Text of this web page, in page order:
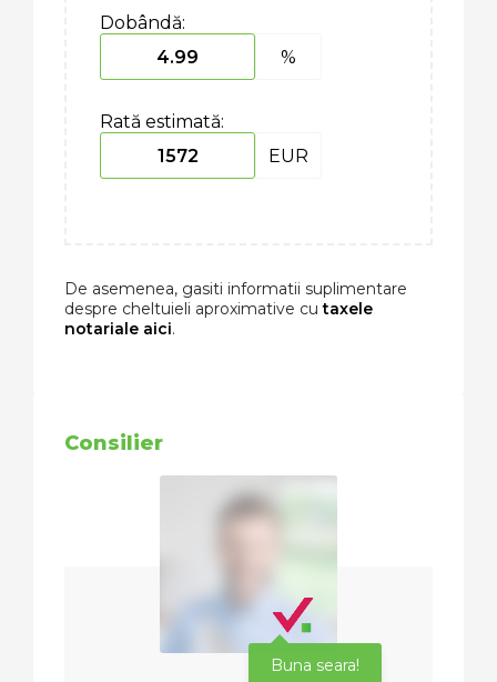
Dobândă:
%
Rată estimată:
EUR
De asemenea, gasiti informatii suplimentare
despre cheltuieli aproximative cutaxele
notariale aici.
Consilier
Buna seara!